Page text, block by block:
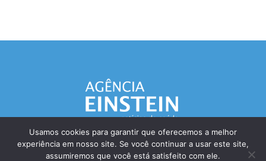
Responsável Técnico: Dr. Eliezer Silva - CRM: 85148-SP
Usamos cookies para garantir que oferecemos a melhor
experiência em nosso site. Se você continuar a usar este site,
assumiremos que você está satisfeito com ele.